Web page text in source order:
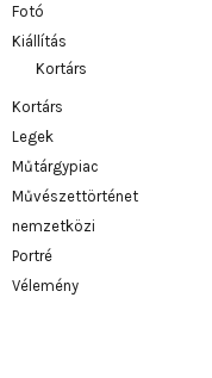
Fotó
Kiállítás
Kortárs
Kortárs
Legek
Műtárgypiac
Művészettörténet
nemzetközi
Portré
Vélemény